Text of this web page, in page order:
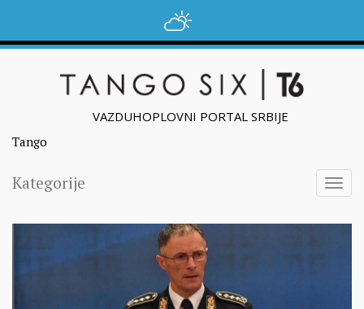
VAZDUHOPLOVNI PORTAL SRBIJE
Tango
Kategorije